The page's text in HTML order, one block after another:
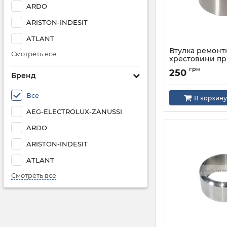
ARDO
ARISTON-INDESIT
ATLANT
Смотреть все
Бренд
Все
AEG-ELECTROLUX-ZANUSSI
ARDO
ARISTON-INDESIT
ATLANT
Смотреть все
Втулка
хрестовини
машини d=20/
h=14mm
Артикул: Втулка LG
250 грн
В корзину